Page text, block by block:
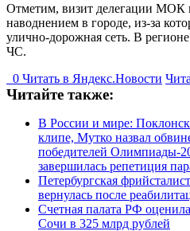
Отметим, визит делегации МОК
наводнением в городе, из-за
улично-дорожная сеть. В
ЧС.
0 Читать в Яндекс.Новости
Читайте также:
В России и мире:
клипе, Мутко назвал
победителей Олимпиады-
завершилась репетиция
Петербургская
вернулась после
Счетная палата РФ
Сочи в 325 млрд рублей